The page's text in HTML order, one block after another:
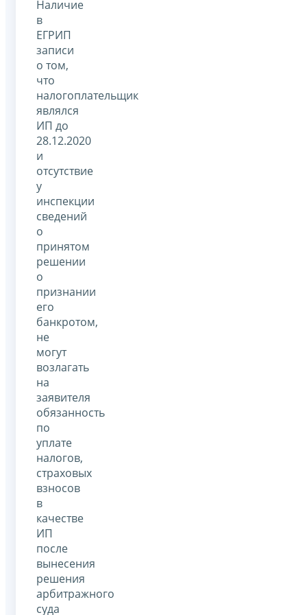
Наличие
в
ЕГРИП
записи
о том,
что
налогоплательщик
являлся
ИП до
28.12.2020
и
отсутствие
у
инспекции
сведений
о
принятом
решении
о
признании
его
банкротом,
не
могут
возлагать
на
заявителя
обязанность
по
уплате
налогов,
страховых
взносов
в
качестве
ИП
после
вынесения
решения
арбитражного
суда